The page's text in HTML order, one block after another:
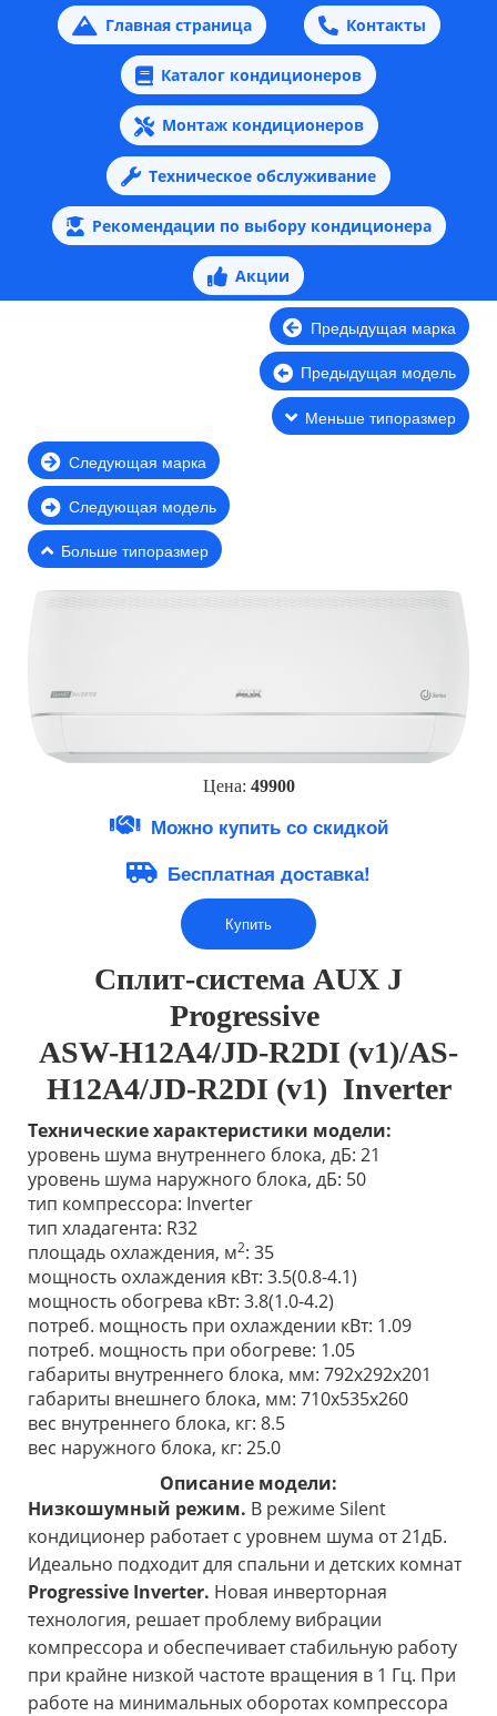
Главная страница Контакты
Каталог кондиционеров
Монтаж кондиционеров
Техническое обслуживание
Рекомендации по выбору кондиционера
Акции
Предыдущая марка
Предыдущая модель
Меньше типоразмер
Следующая марка
Следующая модель
Больше типоразмер
Цена: 49900
Можно купить со скидкой
Бесплатная доставка!
Купить
Сплит-система AUX J
Progressive
ASW-H12A4/JD-R2DI (v1)/AS-
H12A4/JD-R2DI (v1) Inverter
Технические характеристики модели:
уровень шума внутреннего блока, дБ: 21
уровень шума наружного блока, дБ: 50
тип компрессора: Inverter
тип хладагента: R32
площадь охлаждения, м2: 35
мощность охлаждения кВт: 3.5(0.8-4.1)
мощность обогрева кВт: 3.8(1.0-4.2)
потреб. мощность при охлаждении кВт: 1.09
потреб. мощность при обогреве: 1.05
габариты внутреннего блока, мм: 792x292x201
габариты внешнего блока, мм: 710х535х260
вес внутреннего блока, кг: 8.5
вес наружного блока, кг: 25.0
Описание модели:
Низкошумный режим. В режиме Silent
кондиционер работает с уровнем шума от 21дБ.
Идеально подходит для спальни и детских комнат
Progressive Inverter. Новая инверторная
технология, решает проблему вибрации
компрессора и обеспечивает стабильную работу
при крайне низкой частоте вращения в 1 Гц. При
работе на минимальных оборотах компрессора